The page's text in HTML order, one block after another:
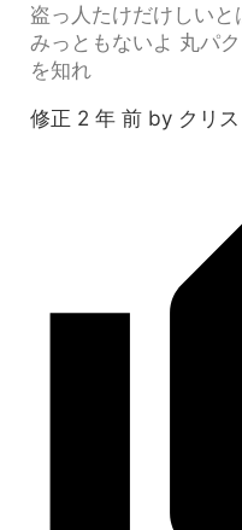
盗っ人たけだけしいと
みっともないよ 丸パ
を知れ
修正 2 年 前 by クリ